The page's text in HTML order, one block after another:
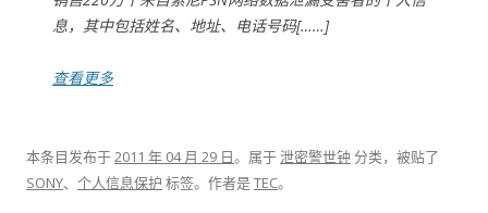
息，其中包括姓名、地址、电话号码[……]
查看更多
本条目发布于2011 年 04 月 29 日。属于泄密警世钟 分类，被贴了
SONY、 个人信息保护 标签。 作者是TEC。